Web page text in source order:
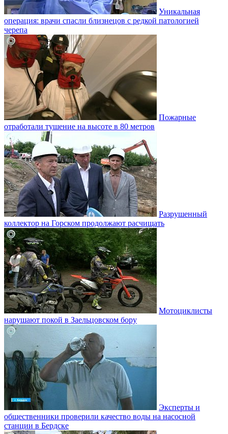
Уникальная
операция: врачи спасли близнецов с редкой патологией
черепа
Пожарные
отработали тушение на высоте в 80 метров
Разрушенный
коллектор на Горском продолжают расчищать
Мотоциклисты
нарушают покой в Заельцовском бору
Эксперты и
общественники проверили качество воды на насосной
станции в Бердске